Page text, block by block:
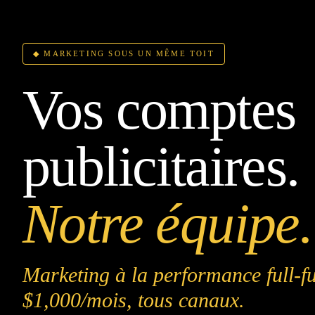
◆ MARKETING SOUS UN MÊME TOIT
Vos comptes
publicitaires.
Notre équipe.
Marketing à la performance full-
$1,000/mois, tous canaux.